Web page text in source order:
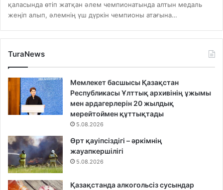
қаласында өтіп жатқан әлем чемпионатында алтын медаль
жеңіп алып, әлемнің үш дүркін чемпионы атағына…
TuraNews
Мемлекет басшысы Қазақстан
Республикасы Ұлттық архивінің ұжымы
мен ардагерлерін 20 жылдық
мерейтоймен құттықтады
5.08.2026
Өрт қауіпсіздігі – әркімнің
жауапкершілігі
5.08.2026
Қазақстанда алкогольсіз сусындар